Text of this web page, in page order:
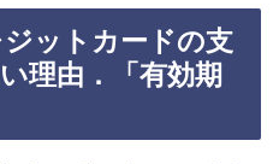
ットカードの支
理由．「有効期